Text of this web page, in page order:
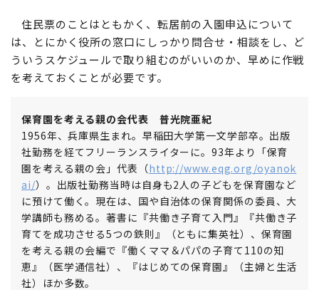
住民票のことはともかく、転居前の入園申込について
は、とにかく役所の窓口にしっかり問合せ・相談をし、ど
を考えておくことが必要です。
保育園を考える親の会代表 普光院亜紀
1956年、兵庫県生まれ。早稲田大学第一文学部卒。出版
社勤務を経てフリーランスライターに。93年より「保育
園を考える親の会」代表（http://www.eqg.org/oyanok
ai/）。出版社勤務当時は自身も2人の子どもを保育園など
に預けて働く。現在は、国や自治体の保育関係の委員、大
学講師も務める。著書に『共働き子育て入門』『共働き子
育てを成功させる5つの鉄則』（ともに集英社）、保育園